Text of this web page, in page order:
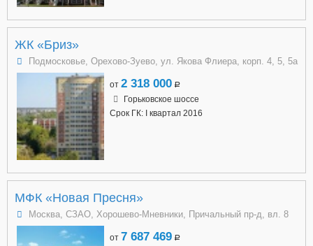
ЖК «Бриз»
Подмосковье, Орехово-Зуево, ул. Якова Флиера, корп. 4, 5, 5а
от 2 318 000 a
Горьковское шоссе
Срок ГК: I квартал 2016
МФК «Новая Пресня»
Москва, СЗАО, Хорошево-Мневники, Причальный пр-д, вл. 8
от 7 687 469 a